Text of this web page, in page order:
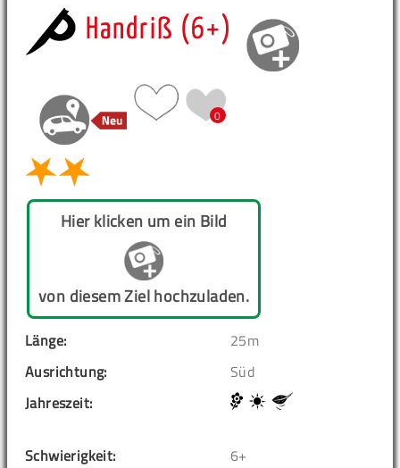
Handriß (6+)
0
Hier klicken um ein Bild
von diesem Ziel hochzuladen.
Länge:
25m
Ausrichtung:
Süd
Jahreszeit:
Schwierigkeit: 6+